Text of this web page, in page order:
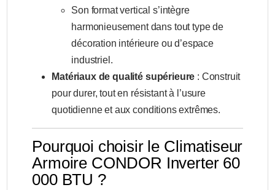
Son format vertical s’intègre
harmonieusement dans tout type de
décoration intérieure ou d’espace
industriel.
Matériaux de qualité supérieure : Construit
pour durer, tout en résistant à l’usure
quotidienne et aux conditions extrêmes.
Pourquoi choisir le Climatiseur
Armoire CONDOR Inverter 60
000 BTU ?